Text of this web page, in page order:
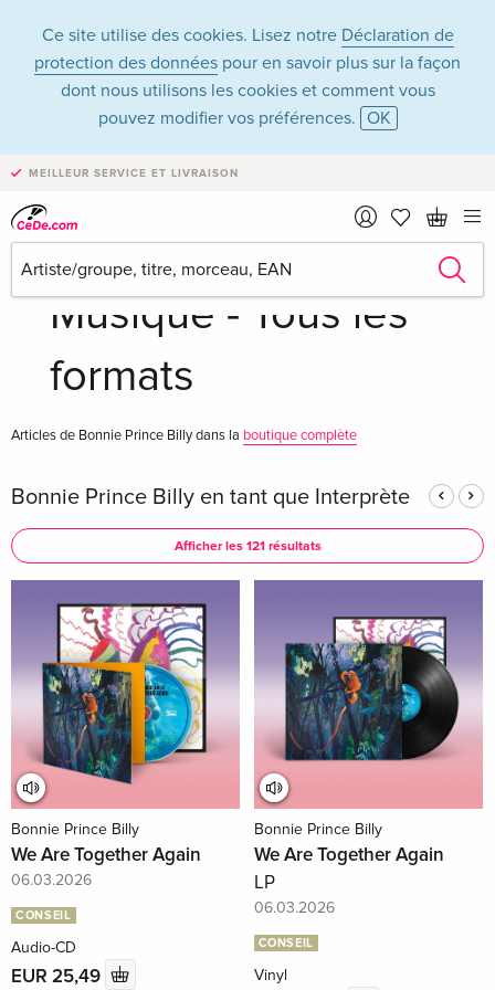
Ce site utilise des cookies. Lisez notre Déclaration de
protection des données pour en savoir plus sur la façon
dont nous utilisons les cookies et comment vous
pouvez modifier vos préférences. OK
MEILLEUR SERVICE ET LIVRAISON
Bonnie Prince Billy
dans la catégorie
Musique - Tous les
formats
Articles de Bonnie Prince Billy dans la boutique complète
Bonnie Prince Billy en tant que Interprète
Afficher les 121 résultats
Bonnie Prince Billy
We Are Together Again
06.03.2026
CONSEIL
Audio-CD
EUR 25,49
Bonnie Prince Billy
We Are Together Again
LP
06.03.2026
CONSEIL
Vinyl